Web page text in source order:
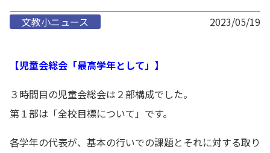
文教小ニュース 2023/05/19
【児童会総会「最高学年として」】
３時間目の児童会総会は２部構成でした。
第１部は「全校目標について」です。
各学年の代表が、基本の行いでの課題とそれに対する取り